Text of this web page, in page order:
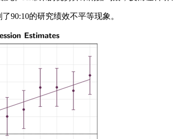
的研究绩效不平等现象。